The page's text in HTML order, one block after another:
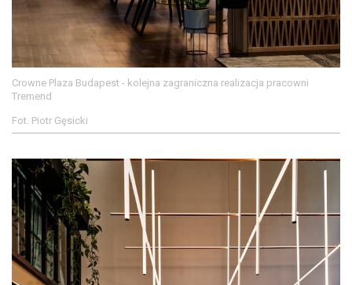
Crowne Plaza Budapest - kolejna zagraniczna realizacja pracowni
Tremend
Fot. Piotr Gęsicki